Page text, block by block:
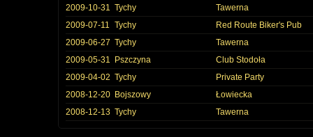
2009-10-31 Tychy
Tawerna
2009-07-11
Tychy
Red Route Biker's Pub
2009-06-27 Tychy
Tawerna
2009-05-31
Pszczyna
Club Stodoła
2009-04-02 Tychy
Private Party
2008-12-20 Bojszowy
Łowiecka
2008-12-13 Tychy Tawerna